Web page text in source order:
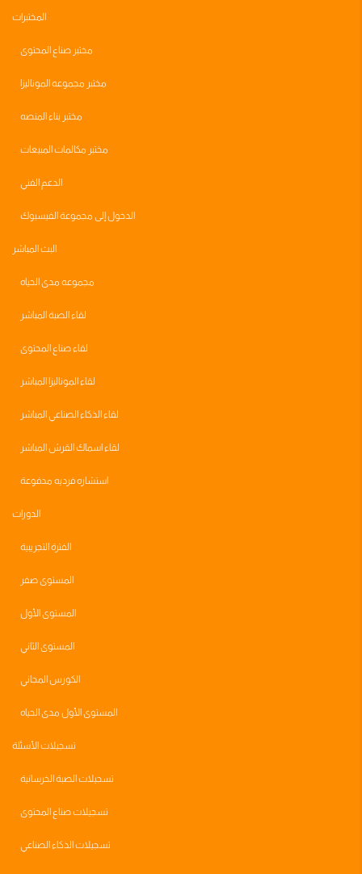
المختبرات
مختبر صناع المحتوى
مختبر مجموعه الموناليزا
مختبر بناء المنصه
مختبر مكالمات المبيعات
الدعم الفني
الدخول إلى مجموعة الفيسبوك
البث المباشر
مجموعه مدى الحياه
لقاء الصبة المباشر
لقاء صناع المحتوى
لقاء الموناليزا المباشر
لقاء الذكاء الصناعي المباشر
لقاء اسماك القرش المباشر
استشاره فرديه مدفوعة
الدورات
الفترة التجريبية
المستوى صفر
المستوى الأول
المستوى الثاني
الكورس المجاني
المستوى الأول مدى الحياه
تسجيلات الأسئلة
تسجيلات الصبة الخرسانية
تسجيلات صناع المحتوى
تسجيلات الذكاء الصناعي